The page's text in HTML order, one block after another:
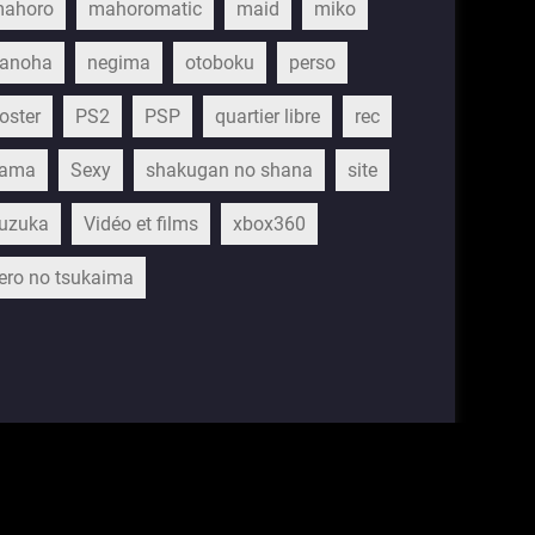
mahoromatic maid miko
negima otoboku perso
PS2 PSP quartier libre rec
Sexy shakugan no shana site
Vidéo et films xbox360
no tsukaima